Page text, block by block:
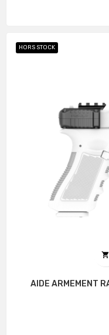
HORS STOCK

AIDE ARMEMENT